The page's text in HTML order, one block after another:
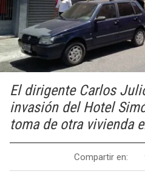
El dirigente Carlos
invasión del Hotel
toma de otra vivienda
Compartir en: